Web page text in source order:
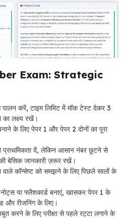
Exam: Strategic
करें, टाइम लिमिट में मॉक टेस्ट देकर 3
लक्ष्य रखें।
के लिए पेपर 1 और पेपर 2 दोनों का पूरा
प्राथमिकता दें, लेकिन आसान नंबर छूटने से
बेसिक जानकारी ज़रूर रखें।
वाले कॉन्सेप्ट को समझने के लिए पिछले सालों के
या फ्लैशकार्ड बनाएं, खासकर पेपर 1 के
और रीजनिंग के लिए।
करने के लिए परीक्षा से पहले रट्टा लगाने के